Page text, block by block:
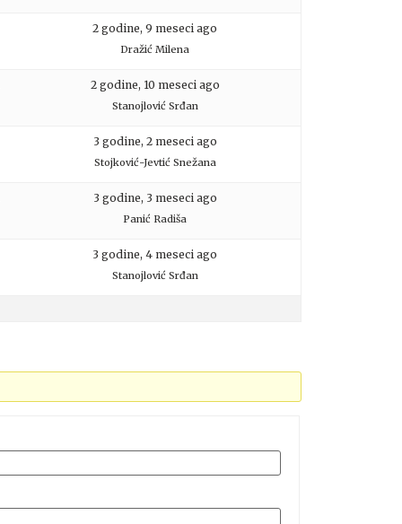
2 godine, 9 meseci ago
Dražić Milena
2 godine, 10 meseci ago
Stanojlović Srđan
3 godine, 2 meseci ago
Stojković-Jevtić Snežana
3 godine, 3 meseci ago
Panić Radiša
3 godine, 4 meseci ago
Stanojlović Srđan